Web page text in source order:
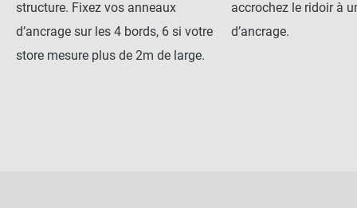
structure. Fixez vos anneaux
d’ancrage sur les 4 bords, 6 si votre
store mesure plus de 2m de large.
accrochez le ridoir à
d’ancrage.